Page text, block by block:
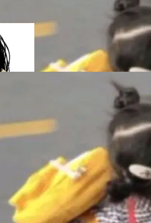
处于待处理状态。 Groki
定位为由人工智能生成内
克视为传统众包百科网站
。Lawfare 调查发现，无论
页面，均未出现近期更
的 Bean、写 R
、
、注册 LocaleChangeInt
才能看到第一行翻译文
。整个 i18n 模块围绕三
面增强 Iceberg：
INTO 与 Iceb
补齐的，正是缺失的那一
基础上，Doris 进一步支
持 Iceberg V3 格式。
会议中心开幕。本届大会
业质量创新联盟主办，以
原生时代的质量新范
实验室走向规模化产业落地
，《2026智能研发生产力
Testin云测的Testin XAge
测试领域代表产品。对CI
转变：AI测试正在从效率
基础设施。 CIO面对的新
：一篇关于 ADT
过就回不去了。Alex Fedos
的基石"。 他说的东西不新
ADT），尤其是和类型
清楚了一件事：这不是类
日常编码的思维方式。 文
入。一个网站的深色主题
企业 AI 平台 Clou
开源项目 Cloudflare O
客，你会觉得这是又一